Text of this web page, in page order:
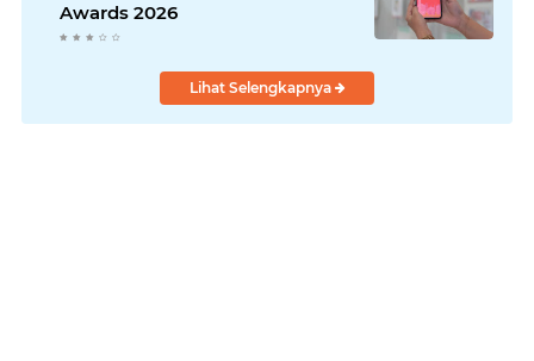
Awards 2026
Lihat Selengkapnya